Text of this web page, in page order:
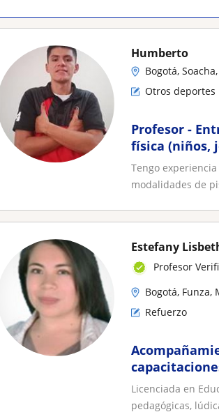
Humberto
Bogotá,
Otros deportes
Profesor -
física (niños,
Tengo
modalidades de
Estefany
Profesor
Bogotá, Funza,
Refuerzo
Licenciada en
pedagógicas,